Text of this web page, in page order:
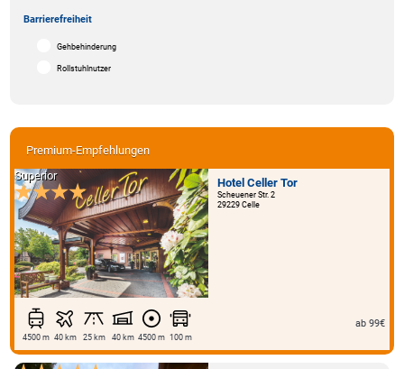
Premium-Empfehlungen
Hotel Celler Tor
Scheuener Str. 2
29229 Celle
Superior
4500 m 40 km 25 km 40 km 4500 m 100 m
ab 99€
Barrierefreiheit
Gehbehinderung
Rollstuhlnutzer